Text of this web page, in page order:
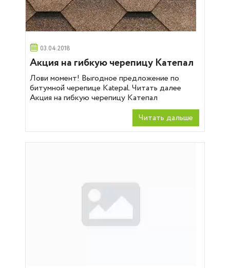
03.04.2018
Акция на гибкую черепицу Катепал
Лови момент! Выгодное предложение по
битумной черепице Katepal. Читать далее
Акция на гибкую черепицу Катепал
Читать дальше